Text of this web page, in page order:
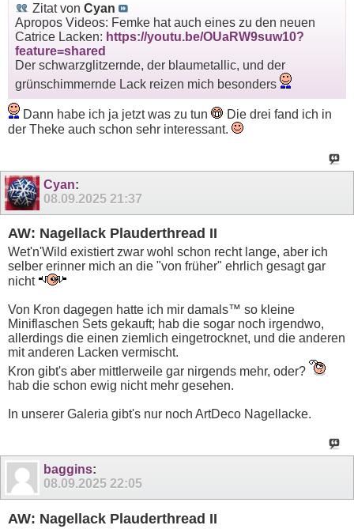
Zitat von Cyan
Apropos Videos: Femke hat auch eines zu den neuen
Catrice Lacken: https://youtu.be/OUaRW9suw10?
feature=shared
Der schwarzglitzernde, der blaumetallic, und der
grünschimmernde Lack reizen mich besonders
Dann habe ich ja jetzt was zu tun
Die drei fand ich in
der Theke auch schon sehr interessant.
Cyan:
08.09.2025 21:37
AW: Nagellack Plauderthread II
Wet'n'Wild existiert zwar wohl schon recht lange, aber ich
selber erinner mich an die "von früher" ehrlich gesagt gar
nicht
Von Kron dagegen hatte ich mir damals™ so kleine
Miniflaschen Sets gekauft; hab die sogar noch irgendwo,
allerdings die einen ziemlich eingetrocknet, und die anderen
mit anderen Lacken vermischt.
Kron gibt's aber mittlerweile gar nirgends mehr, oder?
hab die schon ewig nicht mehr gesehen.
In unserer Galeria gibt's nur noch ArtDeco Nagellacke.
baggins:
08.09.2025 22:05
AW: Nagellack Plauderthread II